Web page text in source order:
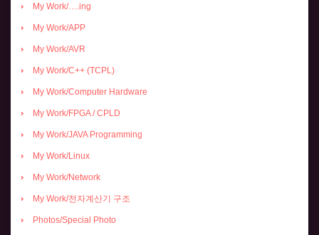
My Work/….ing
My Work/APP
My Work/AVR
My Work/C++ (TCPL)
My Work/Computer Hardware
My Work/FPGA / CPLD
My Work/JAVA Programming
My Work/Linux
My Work/Network
My Work/전자계산기 구조
Photos/Special Photo